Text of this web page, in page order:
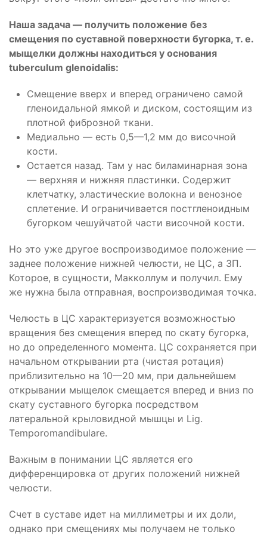
Наша задача — получить положение без
смещения по суставной поверхности бугорка, т. е.
мыщелки должны находиться у основания
tuberculum glenoidalis:
Смещение вверх и вперед ограничено самой
гленоидальной ямкой и диском, состоящим из
плотной фиброзной ткани.
Медиально — есть 0,5—1,2 мм до височной
кости.
Остается назад. Там у нас биламинарная зона
— верхняя и нижняя пластинки. Содержит
клетчатку, эластические волокна и венозное
сплетение. И ограничивается постгленоидным
бугорком чешуйчатой части височной кости.
Но это уже другое воспроизводимое положение —
заднее положение нижней челюсти, не ЦС, а ЗП.
Которое, в сущности, Макколлум и получил. Ему
же нужна была отправная, воспроизводимая точка.
Челюсть в ЦС характеризуется возможностью
вращения без смещения вперед по скату бугорка,
но до определенного момента. ЦС сохраняется при
начальном открывании рта (чистая ротация)
приблизительно на 10—20 мм, при дальнейшем
открывании мыщелок смещается вперед и вниз по
скату суставного бугорка посредством
латеральной крыловидной мышцы и Lig.
Temporomandibulare.
Важным в понимании ЦС является его
дифференцировка от других положений нижней
челюсти.
Счет в суставе идет на миллиметры и их доли,
однако при смещениях мы получаем не только